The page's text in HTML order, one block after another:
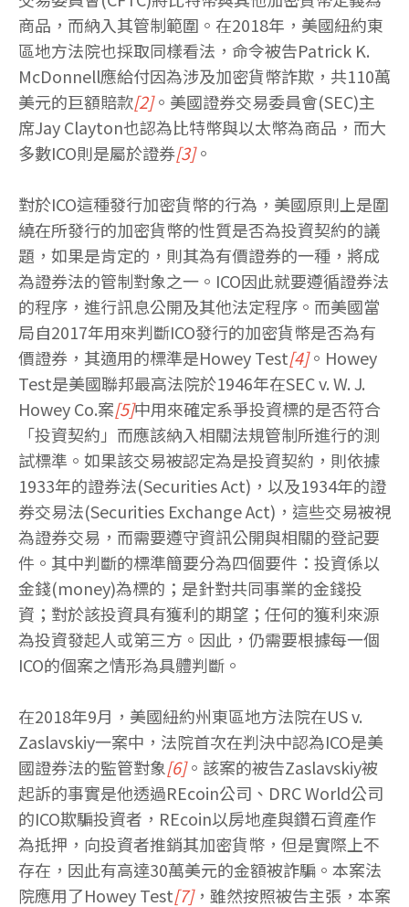
商品，而納入其管制範圍。在2018年，美國紐約東
區地方法院也採取同樣看法，命令被告Patrick K.
McDonnell應給付因為涉及加密貨幣詐欺，共110萬
美元的巨額賠款[2]。美國證券交易委員會(SEC)主
席Jay Clayton也認為比特幣與以太幣為商品，而大
多數ICO則是屬於證券[3]。
對於ICO這種發行加密貨幣的行為，美國原則上是圍
繞在所發行的加密貨幣的性質是否為投資契約的議
題，如果是肯定的，則其為有價證券的一種，將成
為證券法的管制對象之一。ICO因此就要遵循證券法
的程序，進行訊息公開及其他法定程序。而美國當
局自2017年用來判斷ICO發行的加密貨幣是否為有
價證券，其適用的標準是Howey Test[4]。Howey
Test是美國聯邦最高法院於1946年在SEC v. W. J.
Howey Co.案[5]中用來確定系爭投資標的是否符合
「投資契約」而應該納入相關法規管制所進行的測
試標準。如果該交易被認定為是投資契約，則依據
1933年的證券法(Securities Act)，以及1934年的證
券交易法(Securities Exchange Act)，這些交易被視
為證券交易，而需要遵守資訊公開與相關的登記要
件。其中判斷的標準簡要分為四個要件：投資係以
金錢(money)為標的；是針對共同事業的金錢投
資；對於該投資具有獲利的期望；任何的獲利來源
為投資發起人或第三方。因此，仍需要根據每一個
ICO的個案之情形為具體判斷。
在2018年9月，美國紐約州東區地方法院在US v.
Zaslavskiy一案中，法院首次在判決中認為ICO是美
國證券法的監管對象[6]。該案的被告Zaslavskiy被
起訴的事實是他透過REcoin公司、DRC World公司
的ICO欺騙投資者，REcoin以房地產與鑽石資產作
為抵押，向投資者推銷其加密貨幣，但是實際上不
存在，因此有高達30萬美元的金額被詐騙。本案法
院應用了Howey Test[7]，雖然按照被告主張，本案